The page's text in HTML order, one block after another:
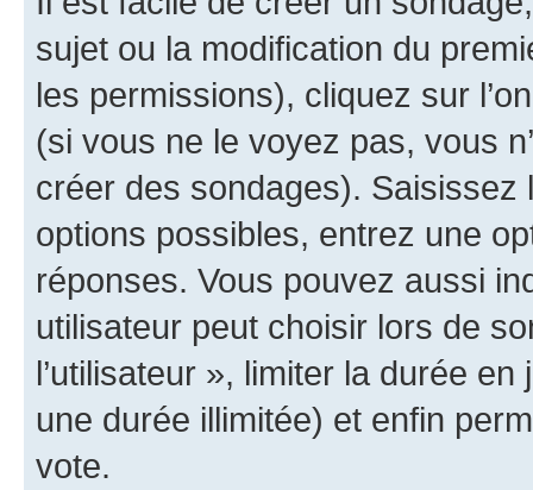
sujet ou la modification du
les permissions), cliquez sur
(si vous ne le voyez pas, vous
créer des sondages).
options possibles, entrez une
réponses. Vous pouvez aussi
utilisateur peut choisir lors de
l’utilisateur », limiter la durée
une durée illimitée) et enfin
vote.